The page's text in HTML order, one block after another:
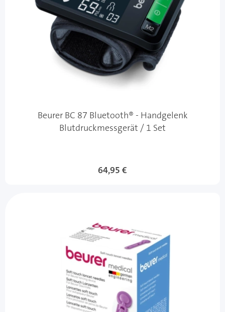
Beurer BC 87 Bluetooth® - Handgelenk
Blutdruckmessgerät / 1 Set
64,95 €